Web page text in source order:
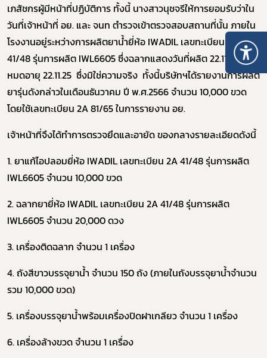
เภสัชกรผู้มีหน้าที่ปฏิบัติการ ทั้งนี้ นางสาวนุชจรีให้การยอมรับว่าใน
วันที่เจ้าหน้าที่ อย. และ จนท ตำรวจเข้าตรวจสอบสถานที่นั้น ภายใน
โรงงานอยู่ระหว่างการผลิตยาน้ำยี่ห้อ IWADIL เลขทะเบียน 2A
41/48 รุ่นการผลิต IWL6605 ซึ่งฉลากแสดงวันที่ผลิต 22.11.23 วัน
หมดอายุ 22.11.25 ซึ่งมิใช่ความจริง ทั้งนี้บริษัทฯได้รายงานการผลิต
ยารุ่นดังกล่าวในเดือนธันวาคม ปี พ.ศ.2566 จำนวน 10,000 ขวด
โดยใช้เลขทะเบียน 2A 81/65 ในการรายงาน อย.
เจ้าหน้าที่จึงได้ทำการตรวจยึดและอายัด ของกลางรายละเอียดดังนี้
1. ยาแก้ไอปลอมยี่ห้อ IWADIL เลขทะเบียน 2A 41/48 รุ่นการผลิต
IWL6605 จำนวน 10,000 ขวด
2. ฉลากยายี่ห้อ IWADIL เลขทะเบียน 2A 41/48 รุ่นการผลิต
IWL6605 จำนวน 20,000 ดวง
3. เครื่องติดฉลาก จำนวน 1 เครื่อง
4. ถังสีขาวบรรจุยาน้ำ จำนวน 150 ถัง (ภายในถังบรรจุยาน้ำจำนวน
รวม 10,000 ขวด)
5. เครื่องบรรจุยาน้ำพร้อมเครื่องปิดฝาเกลียว จำนวน 1 เครื่อง
6. เครื่องล้างขวด จำนวน 1 เครื่อง